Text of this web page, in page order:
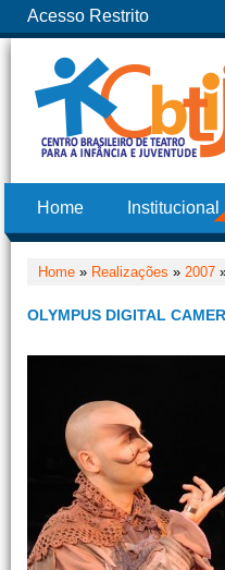
Acesso Restrito
Home Institucional
Home » Realizações » 2007
OLYMPUS DIGITAL